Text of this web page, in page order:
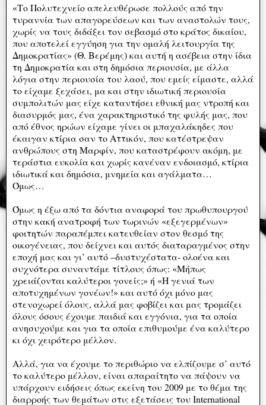
«Το Πολυτεχνείο απελευθέρωσε πολλούς από την
τυραννία των απαγορεύσεων και των αναστολών τους,
χωρίς να τους διδάξει τον σεβασμό στο κράτος δικαίου,
που αποτελεί εγγύηση για την ομαλή λειτουργία της
Δημοκρατίας» (Θ. Βερέμης) και αυτή η ασέβεια στην ίδια
τη Δημοκρατία και στη δημόσια περιουσία, με άλλα
λόγια στην περιουσία του λαού, που εμείς είμαστε, αλλά
το είχαμε ξεχάσει, μα και στην ιδιωτική περιουσία
συμπολιτών μας είχε καταντήσει εθνική μας ντροπή και
διασυρμός μας, ένα χαρακτηριστικό της φυλής μας, που
από έθνος ηρώων είχαμε γίνει οι μπαχαλάκηδες που
έκαιγαν κτίρια σαν το Αττικόν, που κατέστρεψαν
ανθρώπους στη Μαρφίν, που καταστρέφουν ακόμη, με
τεράστια ευκολία και χωρίς κανέναν ενδοιασμό, κτίρια
ιδιωτικά και δημόσια, μνημεία και αγάλματα…
Όμως…
Όμως η έξω από τα δόντια αναφορά του πρωθυπουργού
στην κακή ανατροφή των τωρινών «εξεγερμένων»
φοιτητών παραπέμπει κατευθείαν στον θεσμό της
οικογένειας, που δείχνει και αυτός διαταραγμένος στην
εποχή μας και γι’ αυτό –δυστυχέστατα- ολοένα και
συχνότερα συναντάμε τίτλους όπως: «Μήπως
χρειάζονται καλύτεροι γονείς;» ή «Η γενιά των
αποτυχημένων γονέων!» και αυτό όχι μόνο μας
στενοχωρεί όλους, αλλά μας φοβίζει και μας τρομάζει
όλους όσους έχουμε παιδιά και εγγόνια, για τα οποία
ανησυχούμε και για τα οποία επιθυμούμε ένα καλύτερο
κι όχι χειρότερο μέλλον.
Αλλά, για να έχουμε το περιθώριο να ελπίζουμε σ’ αυτό
το καλύτερο μέλλον, είναι απαραίτητο να πάψουν να
υπάρχουν ειδήσεις όπως εκείνη του 2009 με το θέμα της
διαρροής των θεμάτων στις εξετάσεις του International